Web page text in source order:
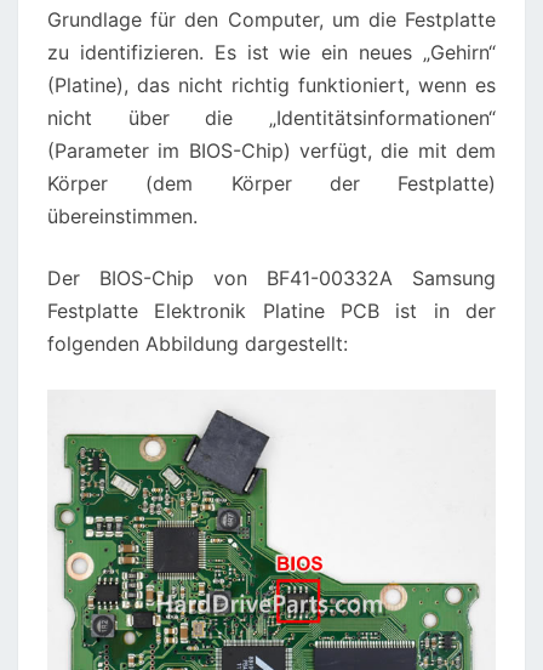
Grundlage für den Computer, um die Festplatte
zu identifizieren. Es ist wie ein neues „Gehirn“
(Platine), das nicht richtig funktioniert, wenn es
nicht über die „Identitätsinformationen“
(Parameter im BIOS-Chip) verfügt, die mit dem
Körper (dem Körper der Festplatte)
übereinstimmen.
Der BIOS-Chip von BF41-00332A Samsung
Festplatte Elektronik Platine PCB ist in der
folgenden Abbildung dargestellt: